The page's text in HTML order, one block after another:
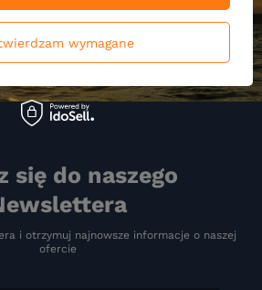
się do naszego
i otrzymuj najnowsze informacje o naszej
ofercie
wymagane